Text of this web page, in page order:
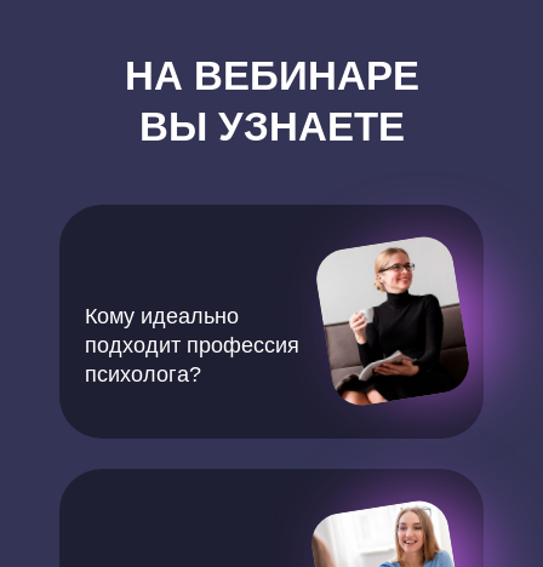
НА ВЕБИНАРЕ
ВЫ УЗНАЕТЕ
Кому идеально
подходит профессия
психолога?